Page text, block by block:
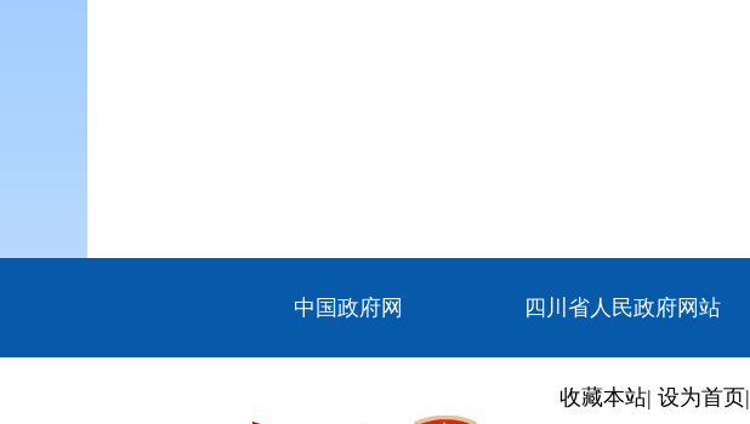
中国政府网 四川省人民政府网站
收藏本站| 设为首页|